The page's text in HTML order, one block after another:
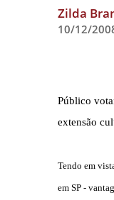
Zilda
10/12/
Público
extensão
Tendo em
em SP -